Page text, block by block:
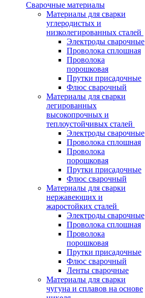
Сварочные материалы
Материалы для сварки
углеродистых и
низколегированных сталей
Электроды сварочные
Проволока сплошная
Проволока
порошковая
Прутки присадочные
Флюс сварочный
Материалы для сварки
легированных
высокопрочных и
теплоустойчивых сталей
Электроды сварочные
Проволока сплошная
Проволока
порошковая
Прутки присадочные
Флюс сварочный
Материалы для сварки
нержавеющих и
жаростойких сталей
Электроды сварочные
Проволока сплошная
Проволока
порошковая
Прутки присадочные
Флюс сварочный
Ленты сварочные
Материалы для сварки
чугуна и сплавов на основе